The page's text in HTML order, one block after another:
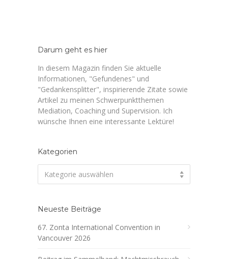
Darum geht es hier
In diesem Magazin finden Sie aktuelle
Informationen, "Gefundenes" und
"Gedankensplitter", inspirierende Zitate sowie
Artikel zu meinen Schwerpunktthemen
Mediation, Coaching und Supervision. Ich
wünsche Ihnen eine interessante Lektüre!
Kategorien
Kategorie auswählen
Neueste Beiträge
67. Zonta International Convention in
Vancouver 2026